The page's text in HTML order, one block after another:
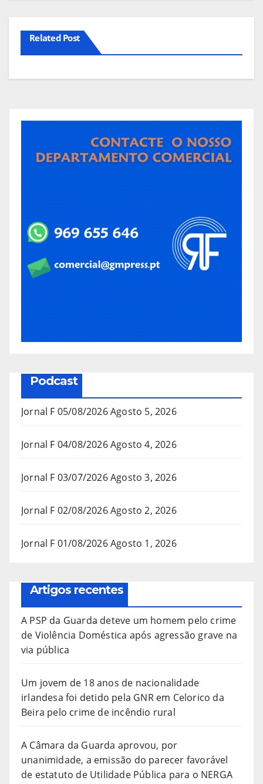
Related Post
Podcast
Jornal F 05/08/2026Agosto 5, 2026
Jornal F 04/08/2026Agosto 4, 2026
Jornal F 03/07/2026Agosto 3, 2026
Jornal F 02/08/2026Agosto 2, 2026
Jornal F 01/08/2026Agosto 1, 2026
Artigos recentes
A PSP da Guarda deteve um homem pelo crime
de Violência Doméstica após agressão grave na
via pública
Um jovem de 18 anos de nacionalidade
irlandesa foi detido pela GNR em Celorico da
Beira pelo crime de incêndio rural
A Câmara da Guarda aprovou, por
unanimidade, a emissão do parecer favorável
de estatuto de Utilidade Pública para o NERGA